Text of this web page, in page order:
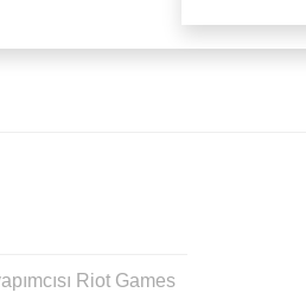
Riot Games